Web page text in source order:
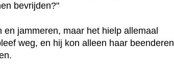
bevrijden?"
jammeren, maar het hielp allemaal
weg, en hij kon alleen haar beenderen